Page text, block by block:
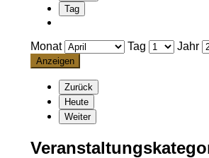
Tag
Monat Tag Jahr
Zurück
Heute
Weiter